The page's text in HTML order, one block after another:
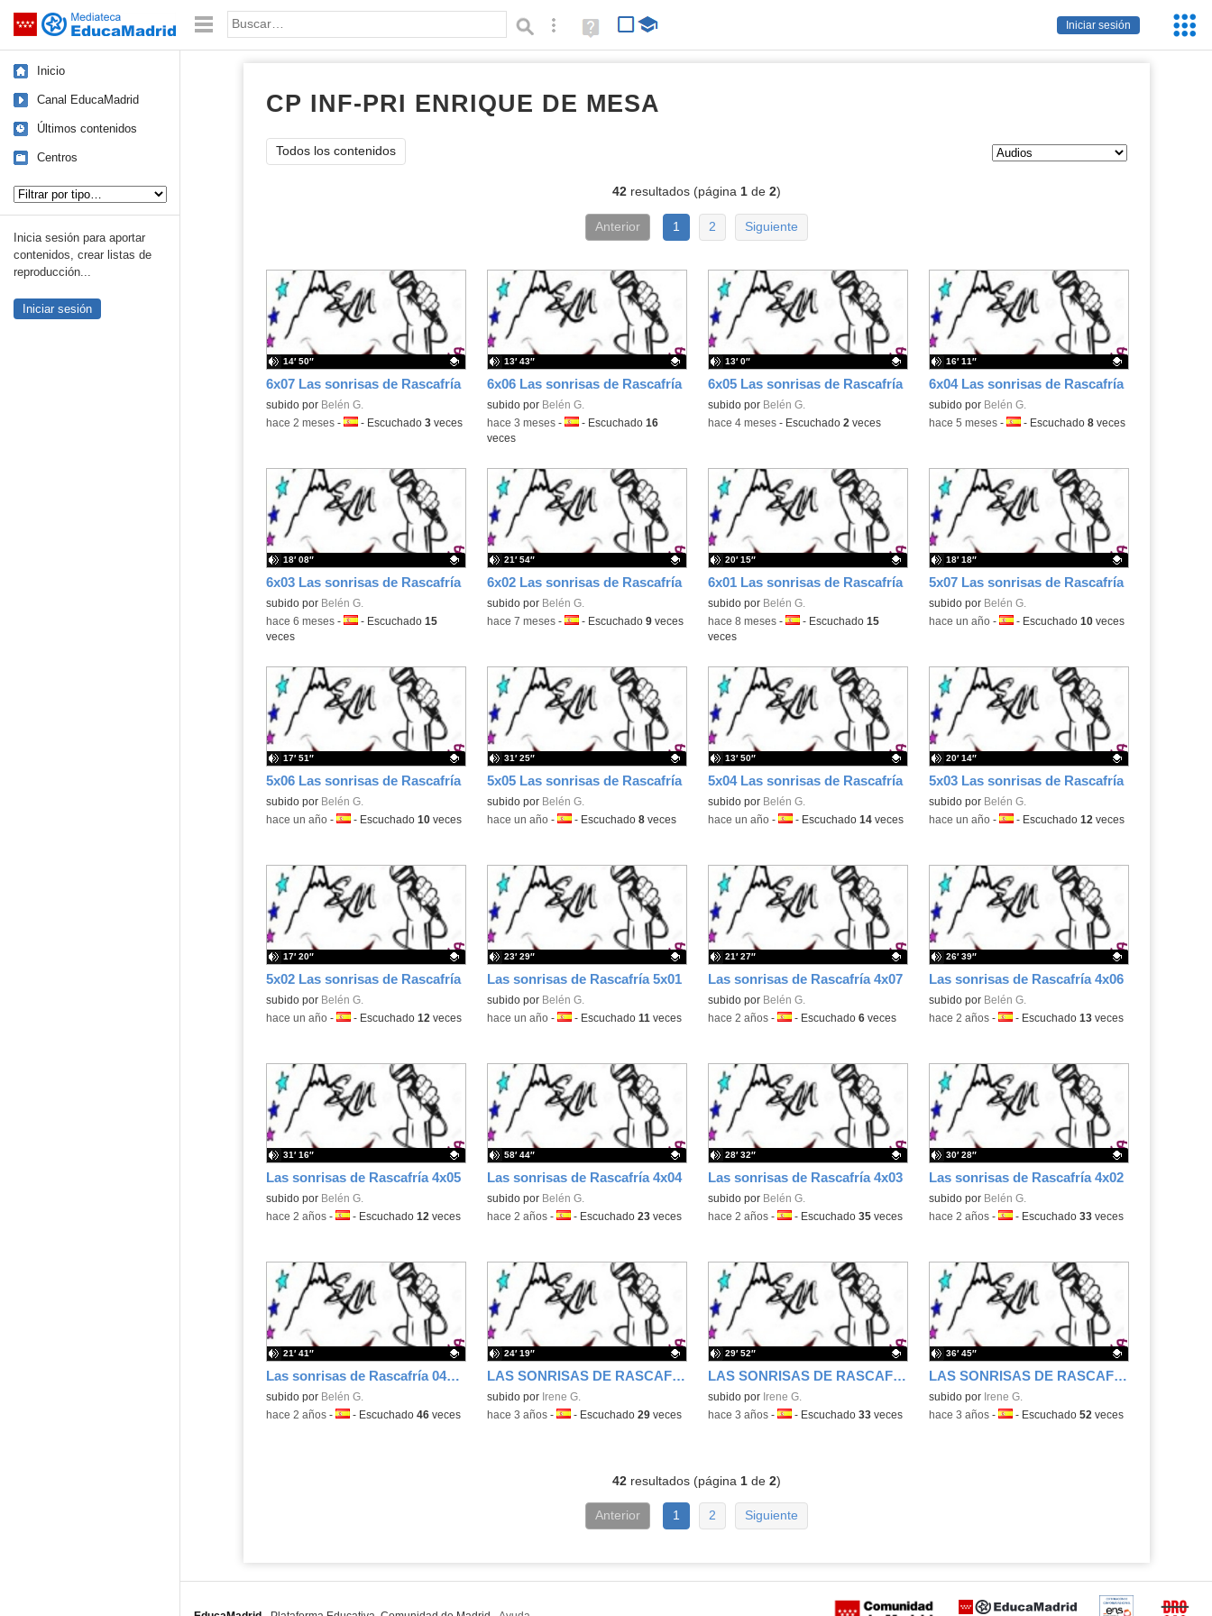
Saltar navegación
Iniciar sesión
Palabra o frase: Búsqueda avanzada
Ayuda
(en
Inicio
Canal EducaMadrid
Últimos contenidos
Centros
Inicia sesión para aportar
contenidos, crear listas de
reproducción...
Iniciar sesión
CP INF-PRI ENRIQUE DE MESA
Todos los contenidos
42resultados (página 1de 2)
Anterior 1 2 Siguiente
6x07 Las sonrisas de Rascafría
Contenido educativo.
subido por Belén G.
14′ 50″
-hace 2 meses- Idioma:
- Escuchado 3veces
6x06 Las sonrisas de Rascafría
Contenido educativo.
subido por Belén G.
13′ 43″
-hace 3 meses- Idioma:
- Escuchado 16
veces
6x05 Las sonrisas de Rascafría
Contenido educativo.
subido por Belén G.
13′ 0″
-hace 4 meses- Escuchado 2 veces
6x04 Las sonrisas de Rascafría
Contenido educativo.
subido por Belén G.
16′ 11″
-hace 5 meses- Idioma:
- Escuchado 8veces
6x03 Las sonrisas de Rascafría
Contenido educativo.
subido por Belén G.
18′ 08″
-hace 6 meses- Idioma:
- Escuchado 15
veces
6x02 Las sonrisas de Rascafría
Contenido educativo.
subido por Belén G.
21′ 54″
-hace 7 meses- Idioma:
- Escuchado 9veces
6x01 Las sonrisas de Rascafría
Contenido educativo.
subido por Belén G.
20′ 15″
-hace 8 meses- Idioma:
- Escuchado 15
veces
5x07 Las sonrisas de Rascafría
Contenido educativo.
subido por Belén G.
18′ 18″
-hace un año- Idioma:
- Escuchado 10veces
5x06 Las sonrisas de Rascafría
Contenido educativo.
subido por Belén G.
17′ 51″
-hace un año- Idioma:
- Escuchado 10veces
5x05 Las sonrisas de Rascafría
Contenido educativo.
subido por Belén G.
31′ 25″
-hace un año- Idioma:
- Escuchado 8veces
5x04 Las sonrisas de Rascafría
Contenido educativo.
subido por Belén G.
13′ 50″
-hace un año- Idioma:
- Escuchado 14veces
5x03 Las sonrisas de Rascafría
Contenido educativo.
subido por Belén G.
20′ 14″
-hace un año- Idioma:
- Escuchado 12 veces
5x02 Las sonrisas de Rascafría
Contenido educativo.
subido por Belén G.
17′ 20″
-hace un año- Idioma:
- Escuchado 12 veces
Las sonrisas de Rascafría 5x01
Contenido educativo.
subido por Belén G.
23′ 29″
-hace un año- Idioma:
- Escuchado 11 veces
Las sonrisas de Rascafría 4x07
Contenido educativo.
subido por Belén G.
21′ 27″
-hace 2 años- Idioma:
- Escuchado 6veces
Las sonrisas de Rascafría 4x06
Contenido educativo.
subido por Belén G.
26′ 39″
-hace 2 años- Idioma:
- Escuchado 13veces
Las sonrisas de Rascafría 4x05
Contenido educativo.
subido por Belén G.
31′ 16″
-hace 2 años- Idioma:
- Escuchado 12 veces
Las sonrisas de Rascafría 4x04
Contenido educativo.
subido por Belén G.
58′ 44″
-hace 2 años- Idioma:
- Escuchado 23veces
Las sonrisas de Rascafría 4x03
Contenido educativo.
subido por Belén G.
28′ 32″
-hace 2 años- Idioma:
- Escuchado 35veces
Las sonrisas de Rascafría 4x02
Contenido educativo.
subido por Belén G.
30′ 28″
-hace 2 años- Idioma:
- Escuchado 33veces
Las sonrisas de Rascafría 04x01
Contenido educativo.
subido por Belén G.
21′ 41″
-hace 2 años- Idioma:
- Escuchado 46veces
LAS SONRISAS DE RASCAFRIA 03x09
Contenido educativo.
subido por Irene G.
24′ 19″
-hace 3 años- Idioma:
- Escuchado 29veces
LAS SONRISAS DE RASCAFRÍA 03x08
Contenido educativo.
subido por Irene G.
29′ 52″
-hace 3 años- Idioma:
- Escuchado 33veces
LAS SONRISAS DE RASCAFRÍA 03x07
Contenido educativo.
subido por Irene G.
36′ 45″
-hace 3 años- Idioma:
- Escuchado 52 veces
42resultados (página 1de 2)
Anterior 1 2 Siguiente